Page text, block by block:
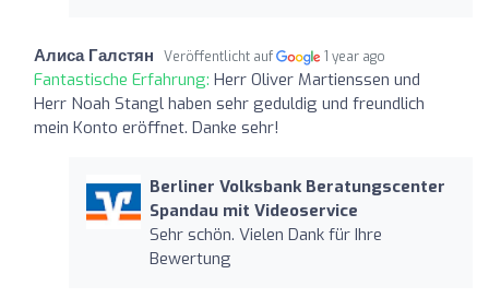
Алиса Галстян Veröffentlicht auf 1 year ago
Fantastische Erfahrung: Herr Oliver Martienssen und
Herr Noah Stangl haben sehr geduldig und freundlich
mein Konto eröffnet. Danke sehr!
Berliner Volksbank Beratungscenter
Spandau mit Videoservice
Sehr schön. Vielen Dank für Ihre
Bewertung